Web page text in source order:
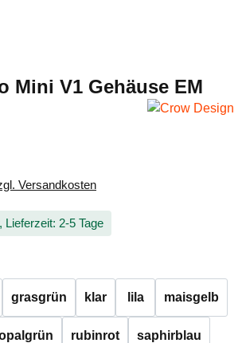
Mini V1 Gehäuse EM
Versandkosten
Lieferzeit: 2-5 Tage
grasgrün klar lila maisgelb
rubinrot saphirblau